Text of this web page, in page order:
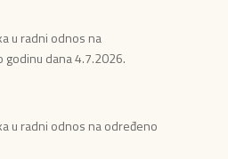
u radni odnos na
dana 4.7.2026.
u radni odnos na određeno